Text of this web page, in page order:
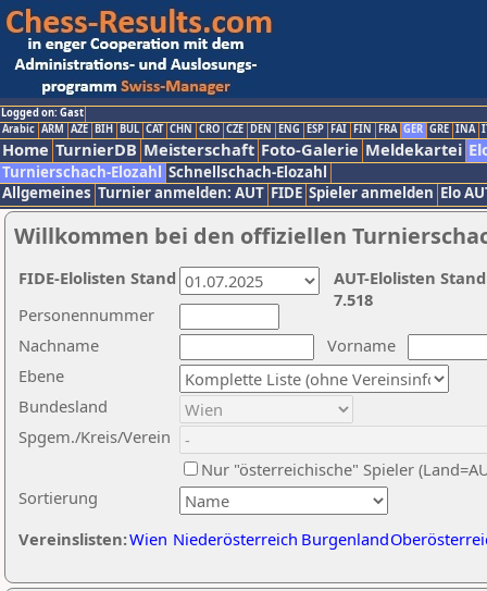
Logged on: Gast
Arabic ARM AZE BIH BUL CAT CHN CRO CZE DEN ENG ESP FAI FIN FRA GER GRE INA
Home TurnierDB Meisterschaft Foto-Galerie Meldekartei
Turnierschach-Elozahl Schnellschach-Elozahl
Allgemeines Turnier anmelden: AUT FIDE Spieler anmelden Elo
Willkommen bei den offiziellen
Nachname
Vorname
Ebene
Sortierung
Personennummer
Bundesland
Spgem./Kreis/Verein
Nur "österreichische" Spieler
Vereinslisten:Wien Niederösterreich Burgenland
AUT-Elolisten
7.518
FIDE-Elolisten Stand